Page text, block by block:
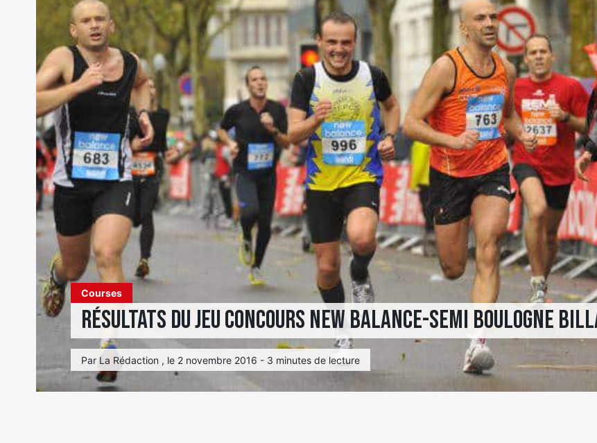
Courses
Résultats du jeu concours New Balance-Semi Boulogne
Par La Rédaction , le 2 novembre 2016 - 3 minutes de lecture